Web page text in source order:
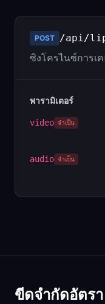
POST /api/
ซิงโครไนซ์การเ
พารามิเตอร์
video จำเป็น
audio จำเป็น
ขีดจำกัดอัตรา